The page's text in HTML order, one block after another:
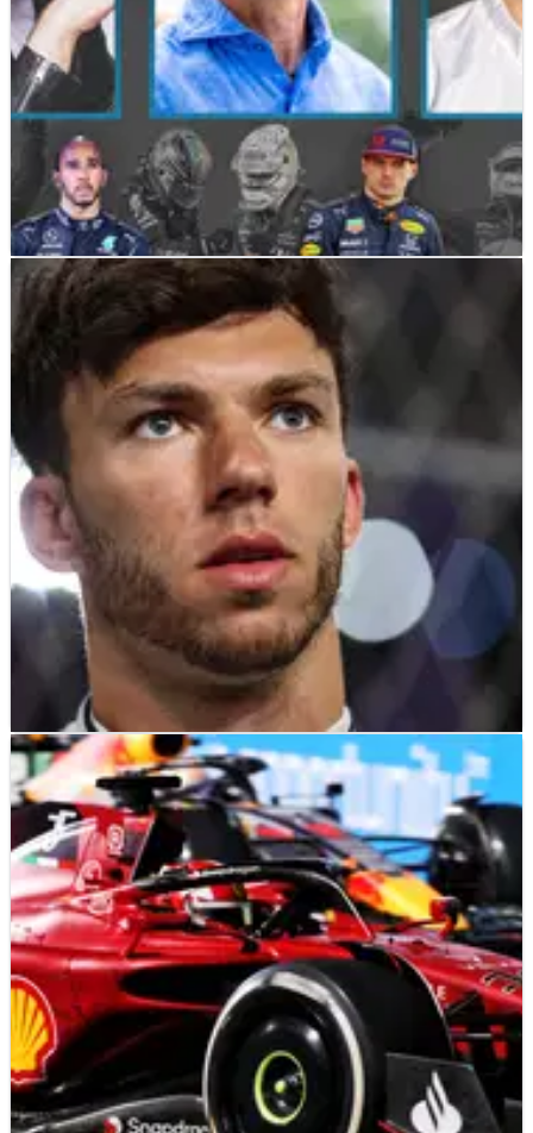
F1 NEWS
Podcast F1 Crash.net: Apakah Sainz Pembalap
No.2 Ferrari?
Episode 3 podcast F1 baru Crash.net , yang menampilkan
Ben Edwards, berfokus pada Grand Prix Arab Saudi yang
epik, apakah Carlos Sainz berisiko menjadi pembalap
nomor dua Ferrari dan apakah olahraga itu bahkan harus
kembali ke Jeddah tahun depan.
F1 NEWS 28/03/22
Gasly Berjuang Melawan Masalah Usus pada 15
Lap Terakhir
Pierre Gasly merasa&nbsp;seperti "sekarat di dalam mobil"
setelah masalah usus membuatnya menderita selama 15
lap terakhir Grand Prix Abu Dhabi.